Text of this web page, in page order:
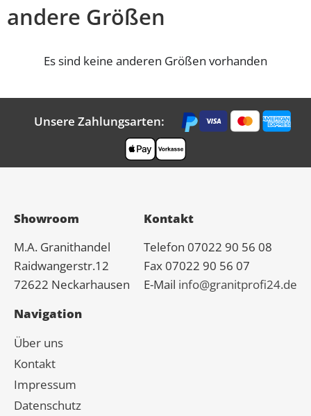
andere Größen
Es sind keine anderen Größen vorhanden
Unsere Zahlungsarten:
Showroom
M.A. Granithandel
Raidwangerstr.12
72622 Neckarhausen
Kontakt
Telefon 07022 90 56 08
Fax 07022 90 56 07
E-Mail info@granitprofi24.de
Navigation
Über uns
Kontakt
Impressum
Datenschutz